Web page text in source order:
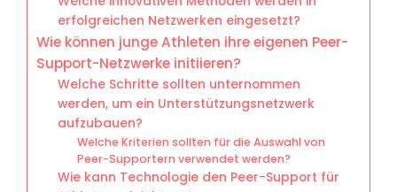
erfolgreichen Netzwerken eingesetzt?
Wie können junge Athleten ihre eigenen Peer-
Support-Netzwerke initiieren?
Welche Schritte sollten unternommen
werden, um ein Unterstützungsnetzwerk
aufzubauen?
Welche Kriterien sollten für die Auswahl von
Peer-Supportern verwendet werden?
Wie kann Technologie den Peer-Support für